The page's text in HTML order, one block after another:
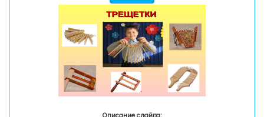
Описание слайда: